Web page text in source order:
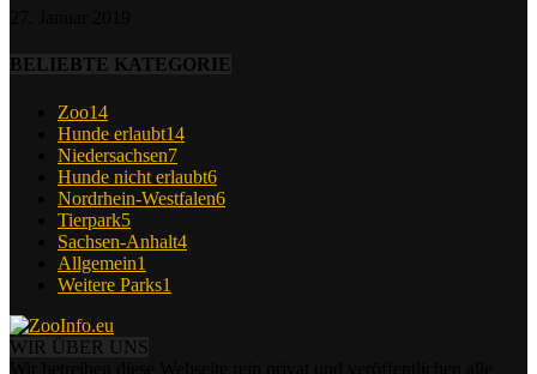
BELIEBTE KATEGORIE
Zoo14
Hunde erlaubt14
Niedersachsen7
Hunde nicht erlaubt6
Nordrhein-Westfalen6
Tierpark5
Sachsen-Anhalt4
Allgemein1
Weitere Parks1
WIR ÜBER UNS